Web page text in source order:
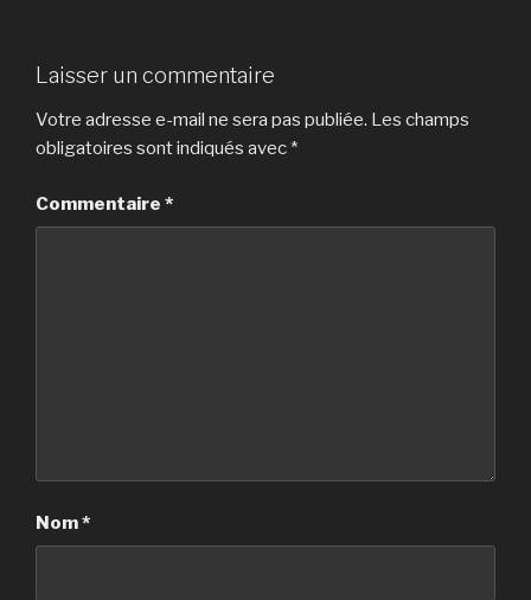
Laisser un commentaire
Votre adresse e-mail ne sera pas publiée. Les champs
obligatoires sont indiqués avec *
Commentaire *
Nom*